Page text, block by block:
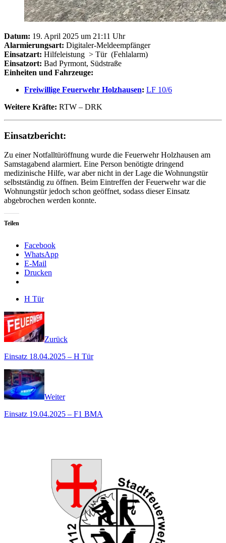
Datum: 19. April 2025 um 21:11 Uhr
Alarmierungsart: Digitaler-Meldeempfänger
Einsatzart: Hilfeleistung > Tür (Fehlalarm)
Einsatzort: Bad Pyrmont, Südstraße
Einheiten und Fahrzeuge:
Freiwillige Feuerwehr Holzhausen: LF 10/6
Weitere Kräfte: RTW – DRK
Einsatzbericht:
Zu einer Notfalltüröffnung wurde die Feuerwehr Holzhausen am
Samstagabend alarmiert. Eine Person benötigte dringend
medizinische Hilfe, war aber nicht in der Lage die Wohnungstür
selbstständig zu öffnen. Beim Eintreffen der Feuerwehr war die
Wohnungstür jedoch schon geöffnet, sodass dieser Einsatz
abgebrochen werden konnte.
Teilen
Facebook
WhatsApp
E-Mail
Drucken
H Tür
Zurück
Einsatz 18.04.2025 – H Tür
Weiter
Einsatz 19.04.2025 – F1 BMA